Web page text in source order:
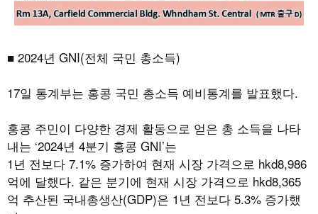
■ 2024년 GNI(전체 국민 총소득)
17일 통계부는 홍콩 국민 총소득 예비통계를 발표했다.
홍콩 주민이 다양한 경제 활동으로 얻은 총 소득을 나타
내는 ‘2024년 4분기 홍콩 GNI’는
1 년 전보다 7.1% 증가하여 현재 시장 가격으로 hkd8,986
억에 달했다. 같은 분기에 현재 시장 가격으로 hkd8,365
억 추산된 국내총생산(GDP)은 1 년 전보다 5.3% 증가했